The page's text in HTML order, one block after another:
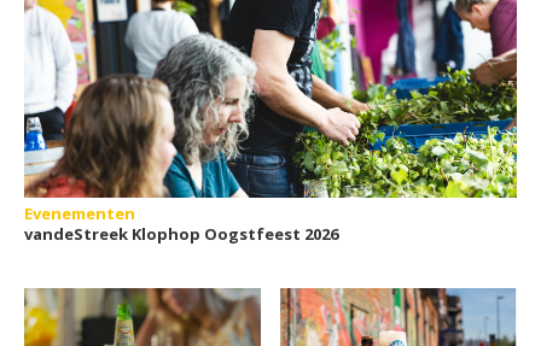
Evenementen
vandeStreek Klophop Oogstfeest 2026